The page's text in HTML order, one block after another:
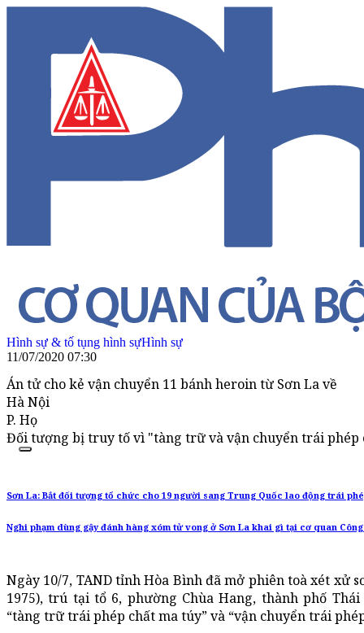
Hình sự & tố tụng hình sựHình sự
11/07/2020 07:30
Án tử cho kẻ vận chuyển 11 bánh heroin từ Sơn La về
Hà Nội
P. Họ
Đối tượng bị truy tố vì "tàng trữ và vận chuyển trái phép
Sơn La: Bắt đối tượng tổ chức cho 19 người sang Trung Quốc lao động trái
Nghi phạm dùng gậy đánh hàng xóm tử vong ở Sơn La khai gì tại cơ quan
Ngày 10/7, TAND tỉnh Hòa Bình đã mở phiên toà xét xử
1975), trú tại tổ 6, phường Chùa Hang, thành phố
“tàng trữ trái phép chất ma túy” và “vận chuyển trái